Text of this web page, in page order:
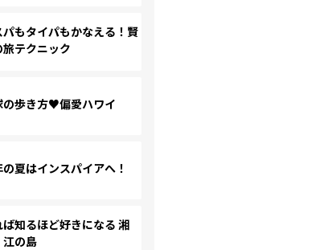
パもタイパもかなえる！賢
旅テクニック
の歩き方♥偏愛ハワイ
夏はインスパイアへ！
ば知るほど好きになる 湘
江の島